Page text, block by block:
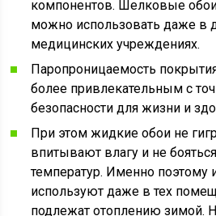
компонентов. Шелковые
можно использовать даже в
медицинских учреждениях.
Паропроницаемость
более привлекательным с
безопасности для жизни и
При этом жидкие обои не
впитывают влагу и не
температур. Именно поэтому
используют даже в тех
подлежат отоплению зимой.